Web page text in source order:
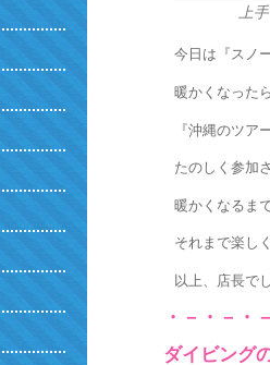
上
今日は『スノ
暖かくなった
『沖縄のツア
たのしく参加
暖かくなるま
それまで楽し
以上、店長で
・－・－・
ダイビング